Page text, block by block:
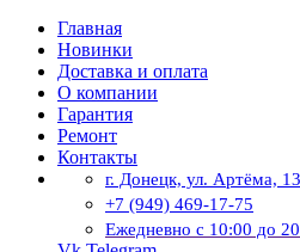
Главная
Новинки
Доставка и оплата
О компании
Гарантия
Ремонт
Контакты
г. Донецк, ул. Артёма,
+7 (949) 469-17-75
Ежедневно с 10:00 до